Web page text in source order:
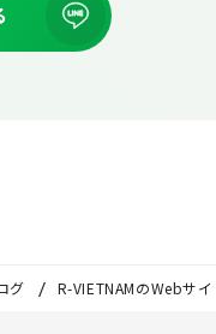
グ R-VIETNAMのWebサ